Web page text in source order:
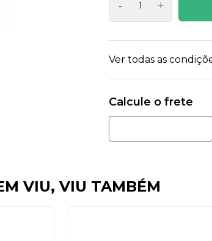
- +
Ver todas as
VIU, VIU TAMBÉM